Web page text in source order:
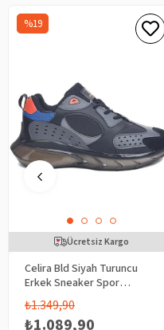
Celira Bld Siyah Turuncu
Erkek Sneaker Spor
Ayakkabı
₺1.089,90
₺1.349,90
%19
Ücretsiz Kargo